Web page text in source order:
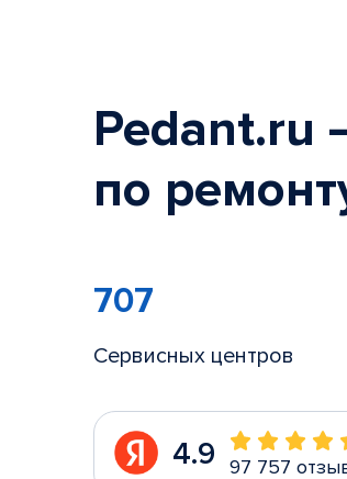
Pedant.ru
по
707
Сервисных центров
4.9 97 757